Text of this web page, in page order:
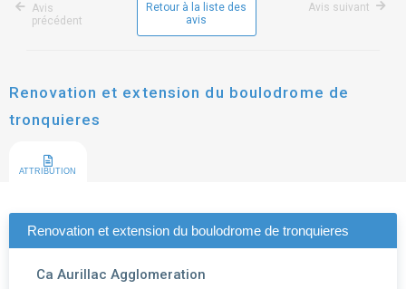
Avis
précédent
Retour à la liste des
avis
Avis suivant
Renovation et extension du boulodrome de
tronquieres
ATTRIBUTION
Renovation et extension du boulodrome de tronquieres
Ca Aurillac Agglomeration